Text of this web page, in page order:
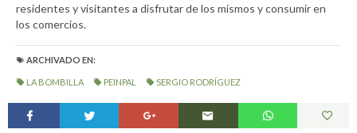
residentes y visitantes a disfrutar de los mismos y consumir en
los comercios.
ARCHIVADO EN:
LA BOMBILLA PEINPAL SERGIO RODRÍGUEZ